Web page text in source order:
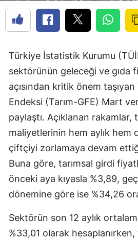
Türkiye İstatistik Kurumu
sektörünün geleceği ve gıda
açısından kritik önem
Endeksi (Tarım-GFE) Mart
paylaştı. Açıklanan
maliyetlerinin hem aylık hem
çiftçiyi zorlamaya devam
Buna göre, tarımsal girdi
önceki aya kıyasla %3,89,
dönemine göre ise %34,26
Sektörün son 12 aylık
%33,01 olarak hesaplanırken,